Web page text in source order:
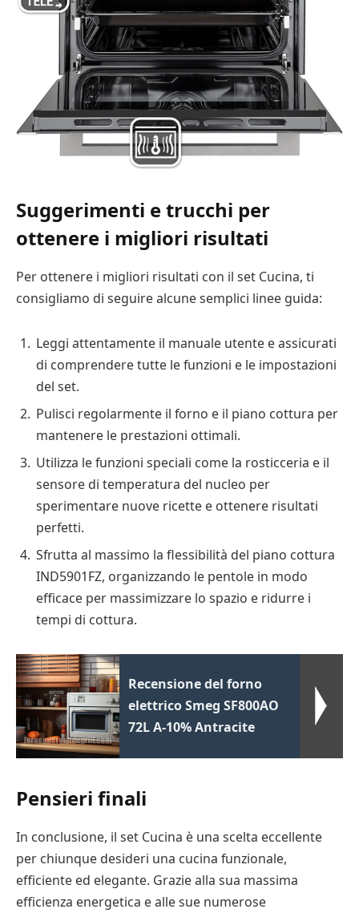
Suggerimenti e trucchi per
ottenere i migliori risultati
Per ottenere i migliori risultati con il set Cucina, ti
consigliamo di seguire alcune semplici linee guida:
Leggi attentamente il manuale utente e assicurati
di comprendere tutte le funzioni e le impostazioni
del set.
Pulisci regolarmente il forno e il piano cottura per
mantenere le prestazioni ottimali.
Utilizza le funzioni speciali come la rosticceria e il
sensore di temperatura del nucleo per
sperimentare nuove ricette e ottenere risultati
perfetti.
Sfrutta al massimo la flessibilità del piano cottura
IND5901FZ, organizzando le pentole in modo
efficace per massimizzare lo spazio e ridurre i
tempi di cottura.
Recensione del forno
elettrico Smeg SF800AO
72L A-10% Antracite
Pensieri finali
In conclusione, il set Cucina è una scelta eccellente
per chiunque desideri una cucina funzionale,
efficiente ed elegante. Grazie alla sua massima
efficienza energetica e alle sue numerose